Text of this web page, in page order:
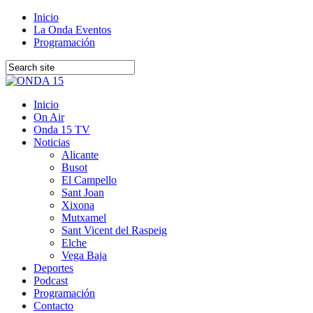
Inicio
La Onda Eventos
Programación
Inicio
On Air
Onda 15 TV
Noticias
Alicante
Busot
El Campello
Sant Joan
Xixona
Mutxamel
Sant Vicent del Raspeig
Elche
Vega Baja
Deportes
Podcast
Programación
Contacto